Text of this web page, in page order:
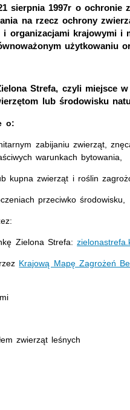
sierpnia 1997r o ochronie
na rzecz ochrony
organizacjami krajowymi i
użytkowaniu
Strefa, czyli miejsce
lub środowisku
o:
zabijaniu zwierząt,
warunkach bytowania,
kupna zwierząt i roślin
przeciwko środowisku,
Zielona Strefa:
Krajową Mapę Zagrożeń
zwierząt leśnych